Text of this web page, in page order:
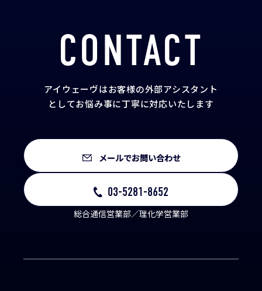
CONTACT
アイウェーヴはお客様の外部アシスタント
としてお悩み事に丁寧に対応いたします
メールでお問い合わせ
03-5281-8652
総合通信営業部／理化学営業部